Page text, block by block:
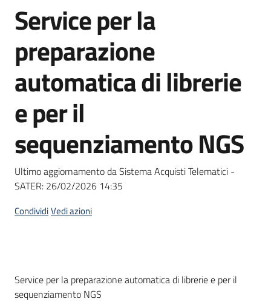
Bandi
e
di
acquisto
Supporto
Piattaforme
telematiche
site
Salta al contenuto
Service per la
preparazione
automatica di librerie
e per il
sequenziamento NGS
Ultimo aggiornamento da Sistema Acquisti Telematici -
SATER: 26/02/2026 14:35
CondividiVedi azioni
Dati del bando
Service per la preparazione automatica di librerie e per il
sequenziamento NGS